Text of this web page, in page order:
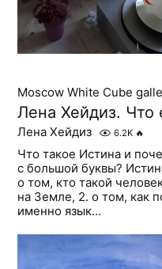
Moscow White Cube
Лена Хейдиз. Что
Лена Хейдиз 6.2K 🔥
Что такое Истина и
с большой буквы?
о том, кто такой
на Земле, 2. о том, как
именно язык...